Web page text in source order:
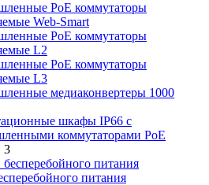
PoE коммутаторы
Web-Smart
PoE коммутаторы
L2
PoE коммутаторы
L3
медиаконвертеры 1000
шкафы IP66 c
коммутаторами PoE
питания